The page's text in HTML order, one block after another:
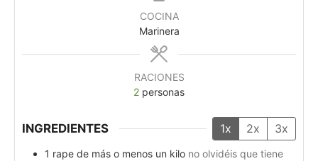
COCINA
Marinera
RACIONES
2 personas
INGREDIENTES 1x 2x 3x
1 rape de más o menos un kilo no olvidéis que tiene